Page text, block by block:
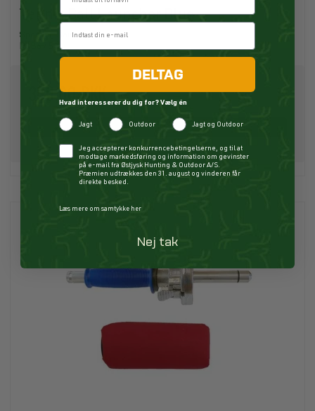
Tennis Ball Launcher Blue
Sporting Saint
399,00 DKK
Køb
DELTAG
Hvad interesserer du dig for? Vælg én
Jagt Outdoor Jagt og Outdoor
CheckboxJeg accepterer konkurrencebetingelserne, og til at
modtage markedsføring og information om gevinster
på e-mail fra Østjysk Hunting & Outdoor A/S.
Præmien udtrækkes den 31. august og vinderen får
direkte besked.
Læs mere om samtykke her
Nej tak